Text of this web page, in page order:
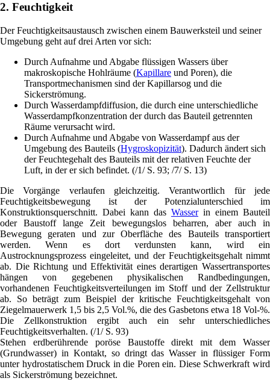
2. Feuchtigkeit
Der Feuchtigkeitsaustausch zwischen einem Bauwerksteil und seiner
Umgebung geht auf drei Arten vor sich:
Durch Aufnahme und Abgabe flüssigen Wassers über
makroskopische Hohlräume (Kapillare und Poren), die
Transportmechanismen sind der Kapillarsog und die
Sickerströmung.
Durch Wasserdampfdiffusion, die durch eine unterschiedliche
Wasserdampfkonzentration der durch das Bauteil getrennten
Räume verursacht wird.
Durch Aufnahme und Abgabe von Wasserdampf aus der
Umgebung des Bauteils (Hygroskopizität). Dadurch ändert sich
der Feuchtegehalt des Bauteils mit der relativen Feuchte der
Luft, in der er sich befindet. (/1/ S. 93; /7/ S. 13)
Die Vorgänge verlaufen gleichzeitig. Verantwortlich für jede
Feuchtigkeitsbewegung ist der Potenzialunterschied im
Konstruktionsquerschnitt. Dabei kann das Wasserin einem Bauteil
oder Baustoff lange Zeit bewegungslos beharren, aber auch in
Bewegung geraten und zur Oberfläche des Bauteils transportiert
werden. Wenn es dort verdunsten kann, wird ein
Austrocknungsprozess eingeleitet, und der Feuchtigkeitsgehalt nimmt
ab. Die Richtung und Effektivität eines derartigen Wassertransportes
hängen von gegebenen physikalischen Randbedingungen,
vorhandenen Feuchtigkeitsverteilungen im Stoff und der Zellstruktur
ab. So beträgt zum Beispiel der kritische Feuchtigkeitsgehalt von
Ziegelmauerwerk 1,5 bis 2,5 Vol.%, die des Gasbetons etwa 18 Vol-%.
Die Zellkonstruktion ergibt auch ein sehr unterschiedliches
Feuchtigkeitsverhalten. (/1/ S. 93)
Stehen erdberührende poröse Baustoffe direkt mit dem Wasser
(Grundwasser) in Kontakt, so dringt das Wasser in flüssiger Form
unter hydrostatischem Druck in die Poren ein. Diese Schwerkraft wird
als Sickerströmung bezeichnet.